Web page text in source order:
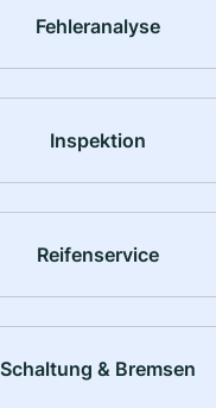
Fehleranalyse
Inspektion
Reifenservice
Schaltung & Bremsen